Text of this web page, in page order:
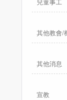
其他教會/
其他消息
宣教